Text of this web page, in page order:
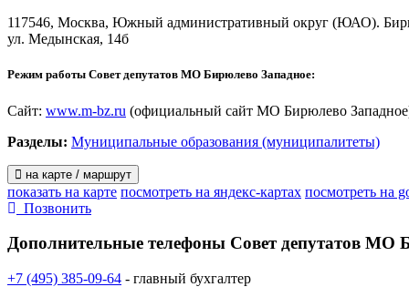
К полномочиям Совета депутатов по решению вопросов
2) учреждение знаков отличия (почетных знаков, грамот,
благо жителей и установление порядка их присвоения,
3) участие в проведении публичных слушаний по вопросам
4) участие в организации работы общественных пунктов
5) принятие решения о подготовке, переподготовке и
117546, Москва, Южный административный округ (ЮАО).
ул. Медынская, 14б
Режим работы Совет депутатов МО Бирюлево Западное:
Сайт: www.m-bz.ru (официальный сайт МО Бирюлево
Разделы: Муниципальные образования (муниципалитеты)
на карте / маршрут
показать на карте посмотреть на яндекс-картах посмотреть на
Позвонить
Дополнительные телефоны Совет депутатов МО
+7 (495) 385-09-64 - главный бухгалтер